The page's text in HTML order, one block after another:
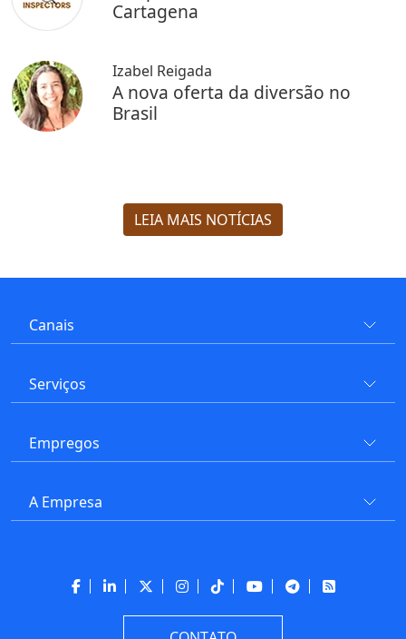
Cartagena
Izabel Reigada
A nova oferta da diversão no
Brasil
LEIA MAIS NOTÍCIAS
Canais
Serviços
Empregos
A Empresa